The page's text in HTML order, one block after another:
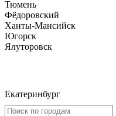
Тюмень
Фёдоровский
Ханты-Мансийск
Югорск
Ялуторовск
Екатеринбург